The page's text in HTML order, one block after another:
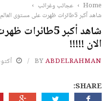
Home
› عجائب وغرائب ›
شاهد أكبر 5طائرات ظهرت على مستوى العالم حتي الان !!!!!
شاهد أكبر
الان !!!!!
BYABDELRAHMAN أكتوبر
SHARE: